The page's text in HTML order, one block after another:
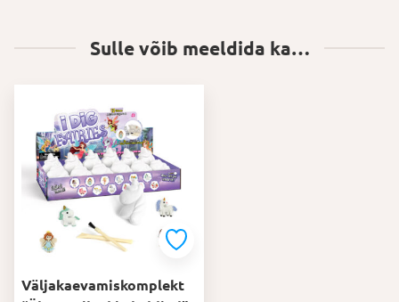
Sulle võib meeldida ka…
Väljakaevamiskomplekt